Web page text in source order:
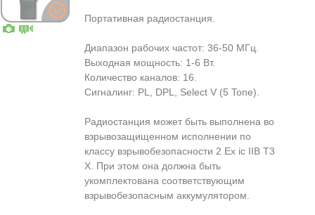
Портативная радиостанция.
Диапазон рабочих частот: 36-50 МГц.
Выходная мощность: 1-6 Вт.
Количество каналов: 16.
Сигналинг: PL, DPL, Select V (5 Tone).
Радиостанция может быть выполнена во
взрывозащищенном исполнении по
классу взрывобезопасности 2 Ex ic IIB T3
X. При этом она должна быть
укомплектована соответствующим
взрывобезопасным аккумулятором.